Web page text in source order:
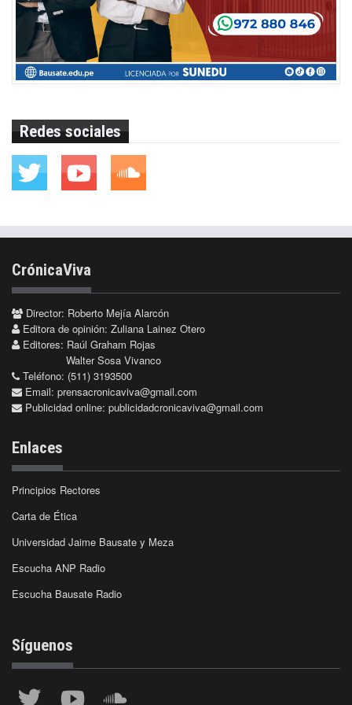
Redes sociales
CrónicaViva
Director: Roberto Mejía Alarcón
Editora de opinión: Zuliana Lainez Otero
Editores: Raúl Graham Rojas
Walter Sosa Vivanco
Teléfono: (511) 3193500
Email: prensacronicaviva@gmail.com
Publicidad online: publicidadcronicaviva@gmail.com
Enlaces
Principios Rectores
Carta de Ética
Universidad Jaime Bausate y Meza
Escucha ANP Radio
Escucha Bausate Radio
Síguenos